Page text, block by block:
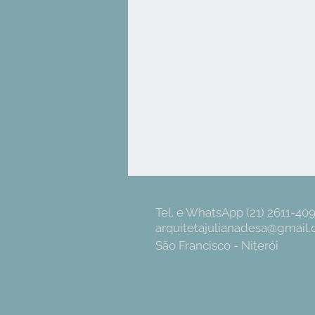
Tel. e WhatsApp (21) 2611-
São Francisco - Niterói